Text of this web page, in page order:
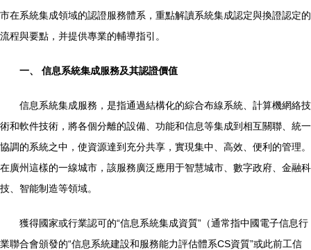
市在系統集成領域的認證服務體系，重點解讀系統集成認定與換證認定的
流程與要點，并提供專業的輔導指引。
一、 信息系統集成服務及其認證價值
信息系統集成服務，是指通過結構化的綜合布線系統、計算機網絡技
術和軟件技術，將各個分離的設備、功能和信息等集成到相互關聯、統一
協調的系統之中，使資源達到充分共享，實現集中、高效、便利的管理。
在廣州這樣的一線城市，該服務廣泛應用于智慧城市、數字政府、金融科
技、智能制造等領域。
獲得國家或行業認可的“信息系統集成資質”（通常指中國電子信息行
業聯合會頒發的“信息系統建設和服務能力評估體系CS資質”或此前工信